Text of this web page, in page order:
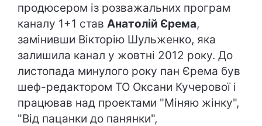
продюсером із розважальних програм
каналу 1+1 став Анатолій Єрема,
замінивши Вікторію Шульженко, яка
залишила канал у жовтні 2012 року. До
листопада минулого року пан Єрема був
шеф-редактором ТО Оксани Кучерової і
працював над проектами "Міняю жінку",
"Від пацанки до панянки",